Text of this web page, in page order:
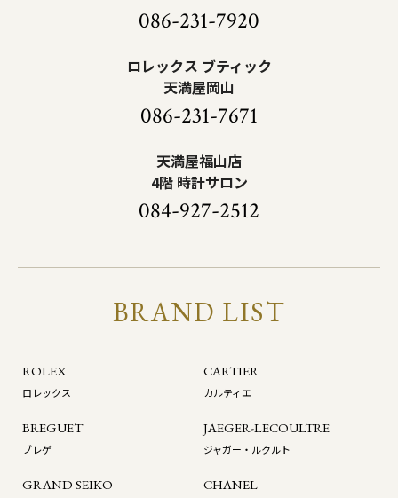
086-231-7920
ロレックス ブティック
天満屋岡山
086-231-7671
天満屋福山店
4階 時計サロン
084-927-2512
BRAND LIST
ROLEX
ロレックス
CARTIER
カルティエ
BREGUET
ブレゲ
JAEGER-LECOULTRE
ジャガー・ルクルト
GRAND SEIKO CHANEL